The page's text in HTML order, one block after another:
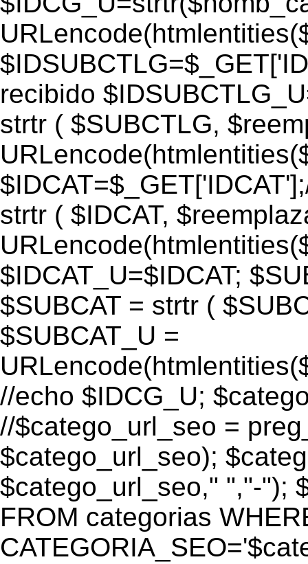
recibido
strtr ( $SUBCTLG,
strtr ( $IDCAT,
$IDCAT_U=$IDCAT;
$SUBCAT = strtr (
$SUBCAT_U =
//echo $IDCG_U;
//$catego_url_seo =
$catego_url_seo);
$catego_url_seo," ","-");
FROM categorias